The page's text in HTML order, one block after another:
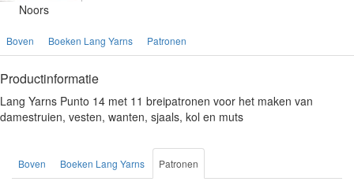
Noors
Boven Boeken Lang Yarns Patronen
Productinformatie
Lang Yarns Punto 14 met 11 breipatronen voor het maken van
damestruien, vesten, wanten, sjaals, kol en muts
Boven Boeken Lang Yarns Patronen